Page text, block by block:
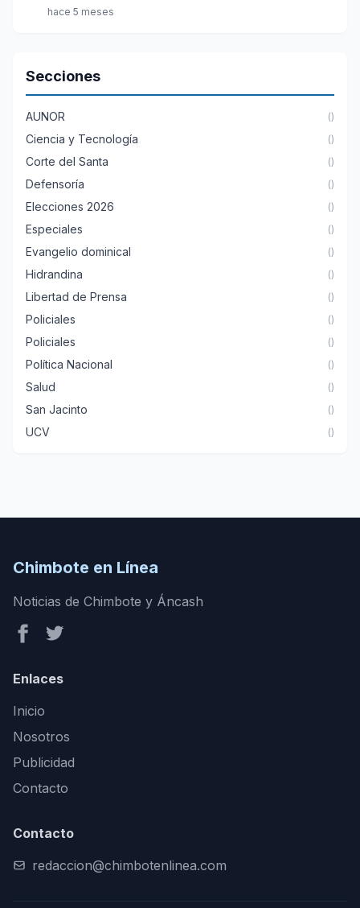
hace 5 meses
Secciones
AUNOR ()
Ciencia y Tecnología ()
Corte del Santa ()
Defensoría ()
Elecciones 2026 ()
Especiales ()
Evangelio dominical ()
Hidrandina ()
Libertad de Prensa ()
Policiales ()
Policiales ()
Política Nacional ()
Salud ()
San Jacinto ()
UCV ()
Chimbote en Línea
Noticias de Chimbote y Áncash
Enlaces
Inicio
Nosotros
Publicidad
Contacto
Contacto
redaccion@chimbotenlinea.com